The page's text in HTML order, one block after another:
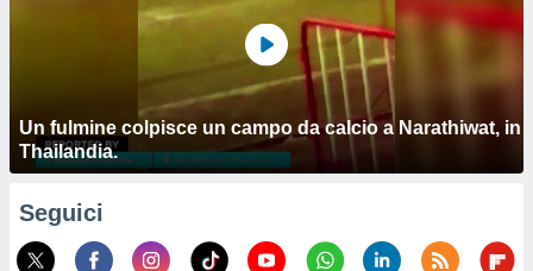
Un fulmine colpisce un campo da calcio a Narathiwat, in
Thailandia.
Seguici